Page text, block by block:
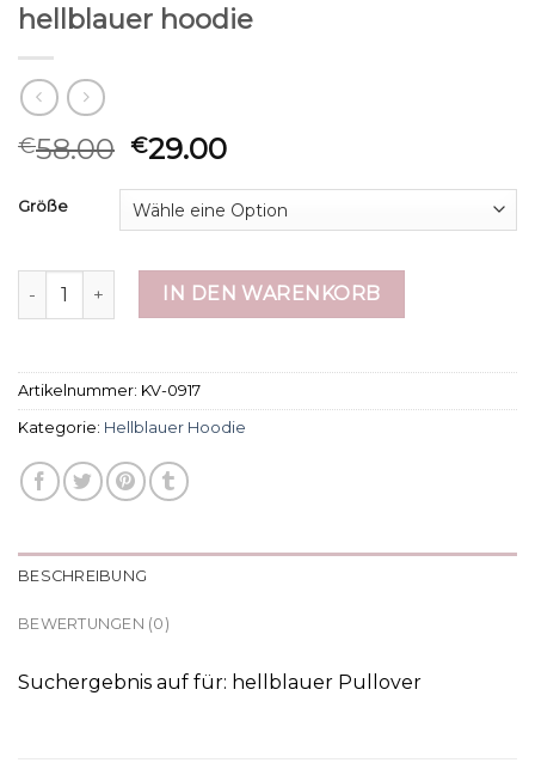
hellblauer hoodie
€58.00 €29.00
Größe
hellblauer hoodie MengeIN DEN WARENKORB
Artikelnummer: KV-0917
Kategorie: Hellblauer Hoodie
BESCHREIBUNG
BEWERTUNGEN (0)
Suchergebnis auf für: hellblauer Pullover